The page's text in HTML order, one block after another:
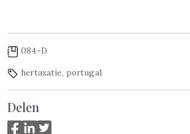
084-D
hertaxatie, portugal
Delen